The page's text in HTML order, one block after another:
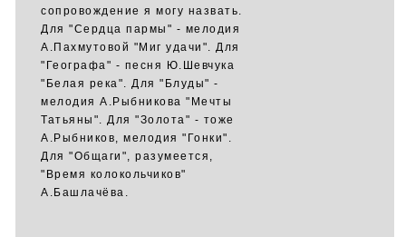
сопровождение я могу назвать.
Для "Сердца пармы" - мелодия
А.Пахмутовой "Миг удачи". Для
"Географа" - песня Ю.Шевчука
"Белая река". Для "Блуды" -
мелодия А.Рыбникова "Мечты
Татьяны". Для "Золота" - тоже
А.Рыбников, мелодия "Гонки".
Для "Общаги", разумеется,
"Время колокольчиков"
А.Башлачёва.